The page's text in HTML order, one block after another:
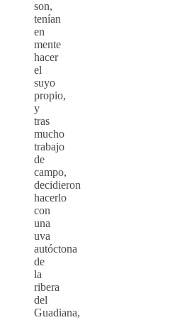
son,
tenían
en
mente
hacer
el
suyo
propio,
y
tras
mucho
trabajo
de
campo,
decidieron
hacerlo
con
una
uva
autóctona
de
la
ribera
del
Guadiana,